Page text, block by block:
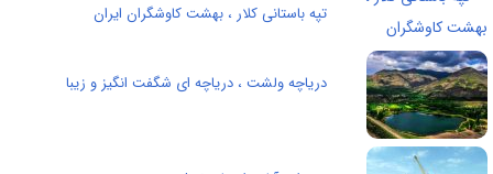
تپه باستانی کلار ، بهشت کاوشگران ایران
دریاچه ولشت ، دریاچه ای شگفت انگیز و زیبا